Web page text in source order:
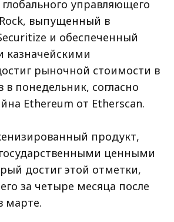
управляющего
выпущенный в
и обеспеченный
казначейскими
рыночной стоимости в
понедельник, согласно
Ethereum от Etherscan.
продукт,
ценными
достиг этой отметки,
за четыре месяца после
марте.